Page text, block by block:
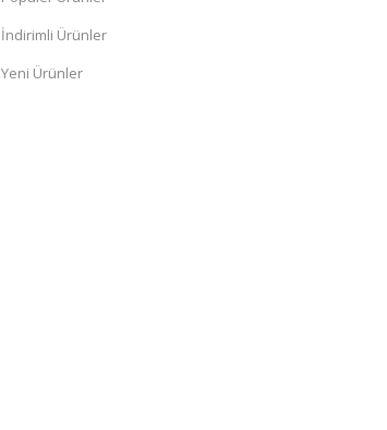
İndirimli Ürünler
Yeni Ürünler